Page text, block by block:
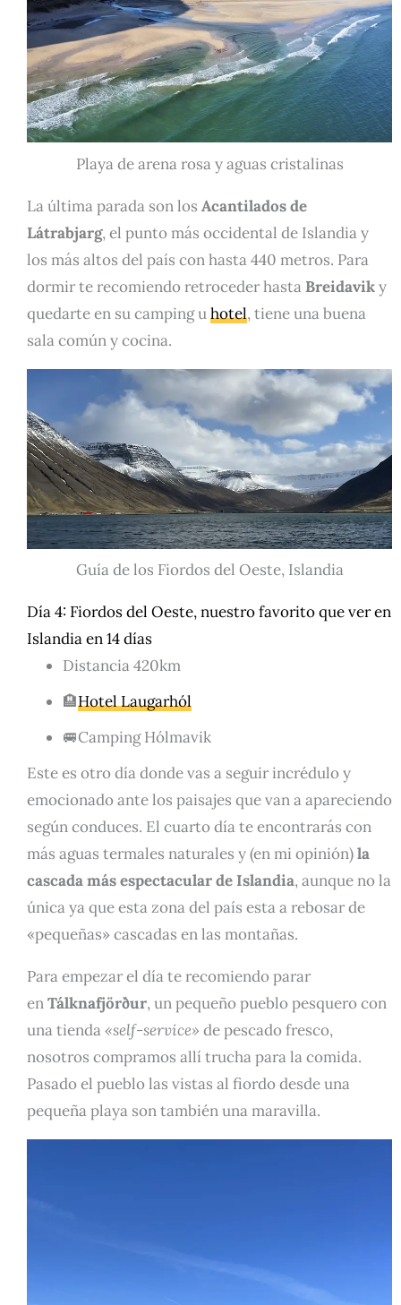
Playa de arena rosa y aguas cristalinas
La última parada son los Acantilados de
Látrabjarg, el punto más occidental de Islandia y
los más altos del país con hasta 440 metros. Para
dormir te recomiendo retroceder hasta Breidaviky
quedarte en su camping uhotel, tiene una buena
sala común y cocina.
Guía de los Fiordos del Oeste, Islandia
Día 4: Fiordos del Oeste, nuestro favorito que ver en
Islandia en 14 días
Distancia 420km
🏨Hotel Laugarhól
🚐Camping Hólmavik
Este es otro día donde vas a seguir incrédulo y
emocionado ante los paisajes que van a apareciendo
según conduces. El cuarto día te encontrarás con
más aguas termales naturales y (en mi opinión)la
cascadamás espectacular de Islandia, aunque no la
única ya que esta zona del país esta a rebosar de
«pequeñas» cascadas en las montañas.
Para empezar el día te recomiendo parar
enTálknafjörður, un pequeño pueblo pesquero con
una tienda«self-service» de pescado fresco,
nosotros compramos allí trucha para la comida.
Pasado el pueblo las vistas al fiordo desde una
pequeña playa son también una maravilla.